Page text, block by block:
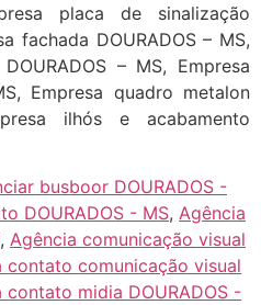
placa de sinalização
fachada DOURADOS – MS,
– MS, Empresa
Empresa quadro metalon
ilhós e acabamento
busboor DOURADOS -
DOURADOS - MS, Agência
, Agência comunicação visual
contato comunicação visual
contato midia DOURADOS -